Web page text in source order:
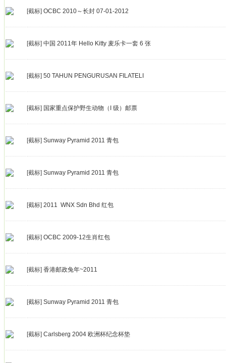
[截标] OCBC 2010～长封 07-01-2012
[截标] 中国 2011年 Hello Kitty 麦乐卡一套 6 张
[截标] 50 TAHUN PENGURUSAN FILATELI
[截标] 国家重点保护野生动物（I 级）邮票
[截标] Sunway Pyramid 2011 青包
[截标] Sunway Pyramid 2011 青包
[截标] 2011 WNX Sdn Bhd 红包
[截标] OCBC 2009-12生肖红包
[截标] 香港邮政兔年~2011
[截标] Sunway Pyramid 2011 青包
[截标] Carlsberg 2004 欧洲杯纪念杯垫